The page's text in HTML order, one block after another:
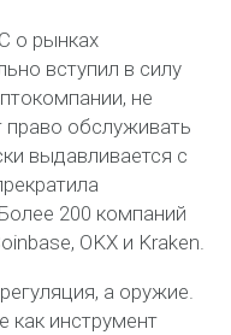
о рынках
вступил в силу
не
обслуживать
выдавливается с
200 компаний
OKX и Kraken.
а оружие.
как инструмент